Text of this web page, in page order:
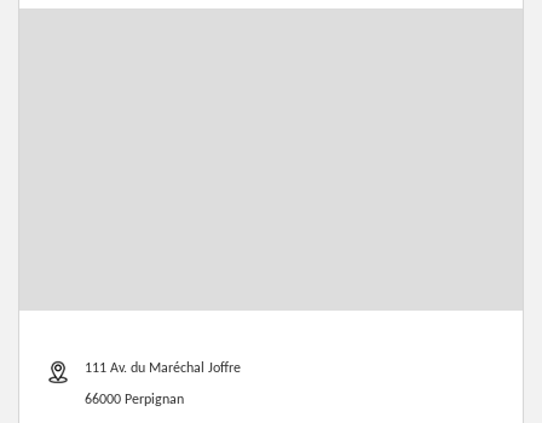
111 Av. du Maréchal Joffre
66000 Perpignan